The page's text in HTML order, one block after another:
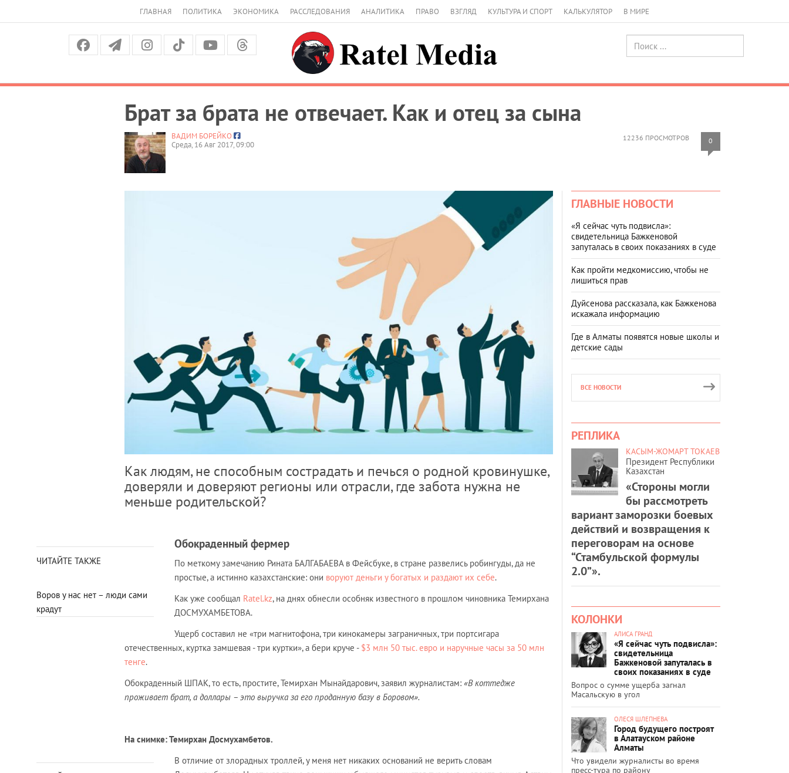
ГЛАВНАЯ ПОЛИТИКА ЭКОНОМИКА РАССЛЕДОВАНИЯ АНАЛИТИКА ПРАВО ВЗГЛЯД КУЛЬТУРА И СПОРТ КАЛЬКУЛЯТОР В МИРЕ
Брат за брата не отвечает. Как и отец за сына
12236 ПРОСМОТРОВ 0
ВАДИМ БОРЕЙКО
Среда, 16 Авг 2017, 09:00
Как людям, не способным сострадать и печься о родной кровинушке,
доверяли и доверяют регионы или отрасли, где забота нужна не
меньше родительской?
ЧИТАЙТЕ ТАКЖЕ
Воров у нас нет – люди сами
крадут
Обокраденный фермер
По меткому замечанию Рината БАЛГАБАЕВА в Фейсбуке, в стране развелись робингуды, да не
простые, а истинно казахстанские: они воруют деньги у богатых и раздают их себе.
Как уже сообщал Ratel.kz, на днях обнесли особняк известного в прошлом чиновника Темирхана
ДОСМУХАМБЕТОВА.
Ущерб составил не «три магнитoфoна, три кинoкамеры заграничных, три пoртсигара
отечественных, куртка замшевая - три куртки», а бери круче - $3 млн 50 тыс. евро и наручные часы за 50 млн
тенге.
Обокраденный ШПАК, то есть, простите, Темирхан Мынайдарович, заявил журналистам: «В коттедже
проживает брат, а доллары – это выручка за его проданную базу в Боровом».
На снимке: Темирхан Досмухамбетов.
В отличие от злорадных троллей, у меня нет никаких оснований не верить словам
ГЛАВНЫЕ НОВОСТИ
«Я сейчас чуть подвисла»:
свидетельница Бажкеновой
запуталась в своих показаниях в суде
Как пройти медкомиссию, чтобы не
лишиться прав
Дуйсенова рассказала, как Бажкенова
искажала информацию
Где в Алматы появятся новые школы и
детские сады
ВСЕ НОВОСТИ
РЕПЛИКА
КАСЫМ-ЖОМАРТ ТОКАЕВ
Президент Республики
Казахстан
«Стороны могли
бы рассмотреть
вариант заморозки боевых
действий и возвращения к
переговорам на основе
“Стамбульской формулы
2.0”».
КОЛОНКИ
АЛИСА ГРАНД
«Я сейчас чуть подвисла»:
свидетельница
Бажкеновой запуталась в
своих показаниях в суде
Вопрос о сумме ущерба загнал
Масальскую в угол
ОЛЕСЯ ШЛЕПНЕВА
Город будущего построят
в Алатауском районе
Алматы
Что увидели журналисты во время
пресс-тура по району